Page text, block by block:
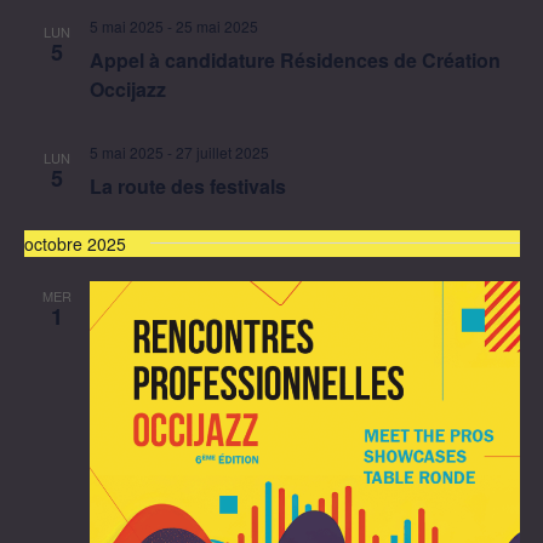
LUN
5
5 mai 2025 - 25 mai 2025
Appel à candidature Résidences de Création
Occijazz
LUN
5
5 mai 2025 - 27 juillet 2025
La route des festivals
octobre 2025
MER
1